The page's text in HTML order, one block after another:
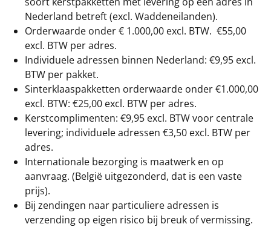
Nederland betreft (excl. Waddeneilanden).
Orderwaarde onder € 1.000,00 excl. BTW. €55,00
excl. BTW per adres.
Individuele adressen binnen Nederland: €9,95 excl.
BTW per pakket.
Sinterklaaspakketten orderwaarde onder €1.000,00
excl. BTW: €25,00 excl. BTW per adres.
Kerstcomplimenten: €9,95 excl. BTW voor centrale
levering; individuele adressen €3,50 excl. BTW per
adres.
Internationale bezorging is maatwerk en op
aanvraag. (België uitgezonderd, dat is een vaste
prijs).
Bij zendingen naar particuliere adressen is
verzending op eigen risico bij breuk of vermissing.